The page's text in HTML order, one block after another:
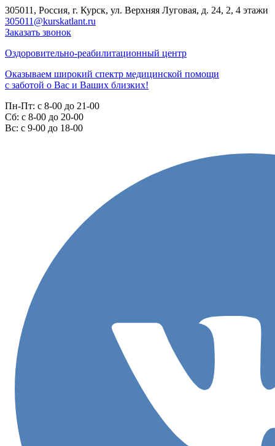
305011, Россия, г. Курск, ул. Верхняя Луговая, д. 24, 2, 4 этажи
305011@kurskatlant.ru
Заказать звонок
Оздоровительно-реабилитационный центр
Оказываем широкий спектр медицинской помощи
с заботой о Вас и Ваших близких!
Пн-Пт: с 8-00 до 21-00
Cб: с 8-00 до 20-00
Вс: с 9-00 до 18-00